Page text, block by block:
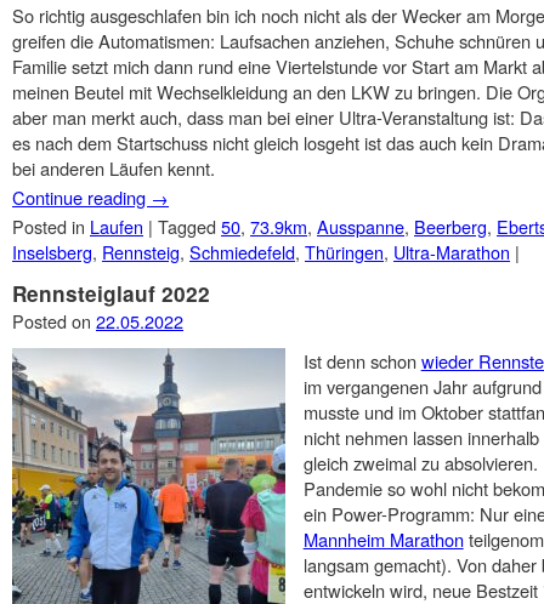
So richtig ausgeschlafen bin ich noch nicht als der Wecker am
greifen die Automatismen: Laufsachen anziehen, Schuhe schnüren
Familie setzt mich dann rund eine Viertelstunde vor Start am Markt
meinen Beutel mit Wechselkleidung an den LKW zu bringen. Die
aber man merkt auch, dass man bei einer Ultra-Veranstaltung ist:
es nach dem Startschuss nicht gleich losgeht ist das auch kein
bei anderen Läufen kennt.
Continue reading →
Posted in Laufen | Tagged 50, 73.9km, Ausspanne, Beerberg,
Inselsberg, Rennsteig, Schmiedefeld, Thüringen, Ultra-Marathon |
Rennsteiglauf 2022
Posted on 22.05.2022
Ist denn schonwieder
im vergangenen Jahr
musste und im Oktober
nicht nehmen lassen
gleich zweimal zu
Pandemie so wohl nicht
ein Power-Programm: Nur
Mannheim Marathon
langsam gemacht). Von
entwickeln wird, neue